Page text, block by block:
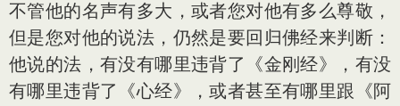
不管他的名声有多大，或者您对他有多么尊敬，
但是您对他的说法，仍然是要回归佛经来判断：
他说的法，有没有哪里违背了《金刚经》，有没
有哪里违背了《心经》，或者甚至有哪里跟《阿